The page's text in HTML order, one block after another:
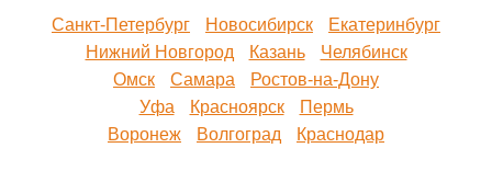
Санкт-Петербург Новосибирск
Екатеринбург
Нижний Новгород
Казань
Челябинск
Омск
Самара
Ростов-на-Дону
Уфа
Красноярск
Пермь
Воронеж
Волгоград Краснодар